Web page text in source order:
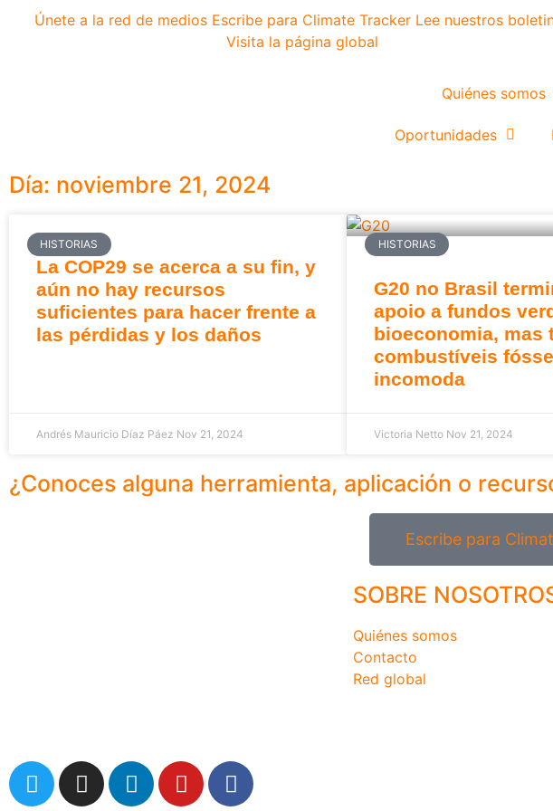
Únete a la red de medios Escribe para Climate Tracker Lee nuestros
Visita la página global
Quiénes somos
Oportunidades
Día: noviembre 21, 2024
HISTORIAS
La COP29 se acerca a su fin, y
aún no hay recursos
suficientes para hacer frente a
las pérdidas y los daños
Andrés Mauricio Díaz Páez Nov 21, 2024
HISTORIAS
G20 no Brasil
apoio a fundos
bioeconomia, mas
combustíveis
incomoda
Victoria Netto Nov 21, 2024
¿Conoces alguna herramienta, aplicación o
Escribe para
SOBRE
Quiénes somos
Contacto
Red global